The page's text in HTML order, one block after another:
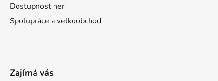
Dostupnost her
Spolupráce a velkoobchod
Zajímá vás